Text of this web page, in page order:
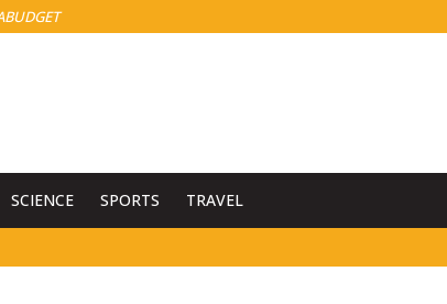
SCIENCE SPORTS TRAVEL